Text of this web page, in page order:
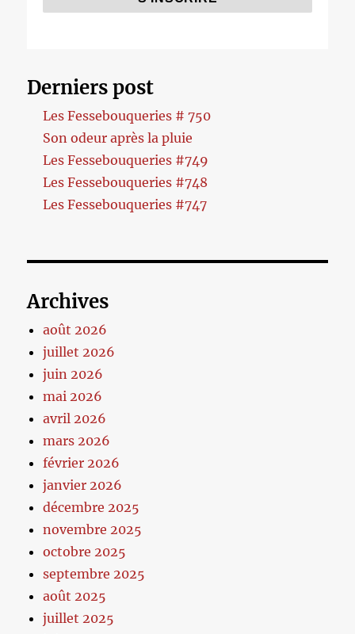
Derniers post
Les Fessebouqueries # 750
Son odeur après la pluie
Les Fessebouqueries #749
Les Fessebouqueries #748
Les Fessebouqueries #747
Archives
août 2026
juillet 2026
juin 2026
mai 2026
avril 2026
mars 2026
février 2026
janvier 2026
décembre 2025
novembre 2025
octobre 2025
septembre 2025
août 2025
juillet 2025